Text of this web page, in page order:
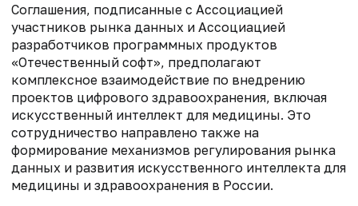
Соглашения, подписанные с Ассоциацией
участников рынка данных и Ассоциацией
разработчиков программных продуктов
«Отечественный софт», предполагают
комплексное взаимодействие по внедрению
проектов цифрового здравоохранения, включая
искусственный интеллект для медицины. Это
сотрудничество направлено также на
формирование механизмов регулирования рынка
данных и развития искусственного интеллекта для
медицины и здравоохранения в России.